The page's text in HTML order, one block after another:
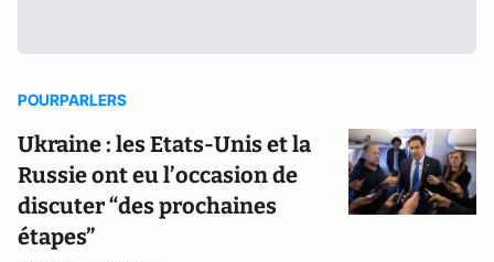
POURPARLERS
Ukraine : les Etats-Unis et la
Russie ont eu l’occasion de
discuter “des prochaines
étapes”